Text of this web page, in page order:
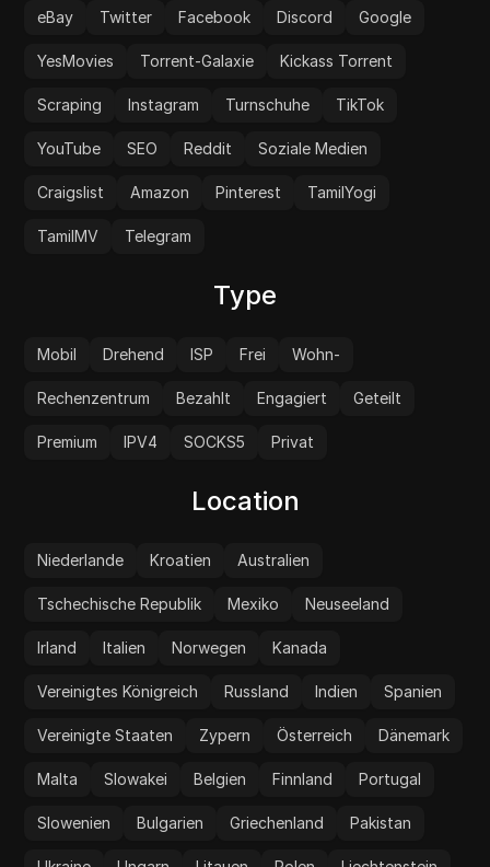
eBay Twitter Facebook Discord Google
YesMovies Torrent-Galaxie Kickass Torrent
Scraping Instagram Turnschuhe TikTok
YouTube SEO Reddit Soziale Medien
Craigslist Amazon Pinterest TamilYogi
TamilMV Telegram
Type
Mobil Drehend ISP Frei Wohn-
Rechenzentrum Bezahlt Engagiert Geteilt
Premium IPV4 SOCKS5 Privat
Location
Niederlande Kroatien Australien
Tschechische Republik Mexiko Neuseeland
Irland Italien Norwegen Kanada
Vereinigtes Königreich Russland Indien Spanien
Vereinigte Staaten Zypern Österreich Dänemark
Malta Slowakei Belgien Finnland Portugal
Slowenien Bulgarien Griechenland Pakistan